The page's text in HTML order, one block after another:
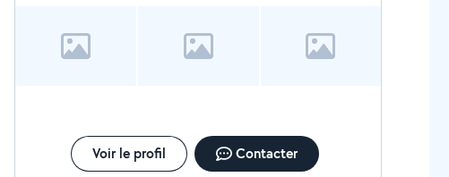
Voir le profil Contacter